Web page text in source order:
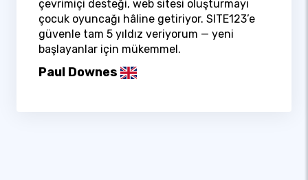
çevrimiçi desteği, web sitesi oluşturmayı
çocuk oyuncağı hâline getiriyor. SITE123’e
güvenle tam 5 yıldız veriyorum — yeni
başlayanlar için mükemmel.
Paul Downes